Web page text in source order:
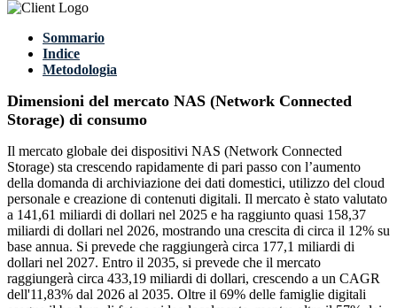
Sommario
Indice
Metodologia
Dimensioni del mercato NAS (Network Connected
Storage) di consumo
Il mercato globale dei dispositivi NAS (Network Connected
Storage) sta crescendo rapidamente di pari passo con l’aumento
della domanda di archiviazione dei dati domestici, utilizzo del cloud
personale e creazione di contenuti digitali. Il mercato è stato valutato
a 141,61 miliardi di dollari nel 2025 e ha raggiunto quasi 158,37
miliardi di dollari nel 2026, mostrando una crescita di circa il 12% su
base annua. Si prevede che raggiungerà circa 177,1 miliardi di
dollari nel 2027. Entro il 2035, si prevede che il mercato
raggiungerà circa 433,19 miliardi di dollari, crescendo a un CAGR
dell'11,83% dal 2026 al 2035. Oltre il 69% delle famiglie digitali